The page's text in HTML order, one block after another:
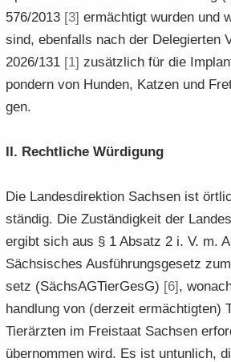
576/2013 [3] er­mäch­tigt wur­den und
sind, eben­falls nach der De­le­gier­ten
2026/131 [1] zu­sätz­lich für die
pon­dern von Hun­den, Kat­zen und
gen.
II. Recht­li­che Wür­di­gung
Die Lan­des­di­rek­ti­on Sach­sen ist
stän­dig. Die Zu­stän­dig­keit der
er­gibt sich aus § 1 Ab­satz 2 i. V. m.
Säch­si­sches Aus­füh­rungs­ge­setz
setz (Säch­s­AG­Tier­GesG) [6],
hand­lung von (der­zeit er­mäch­tig­ten)
Tier­ärz­ten im Frei­staat Sach­sen
über­nom­men wird. Es ist untun­lich,